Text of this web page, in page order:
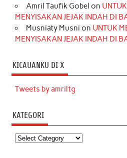
Amril Taufik Gobel on
MENYISAKAN JEJAK INDAH DI
Musniaty Musni on UNTUK
MENYISAKAN JEJAK INDAH DI
KICAUANKU DI X
Tweets by amriltg
KATEGORI
Kategori